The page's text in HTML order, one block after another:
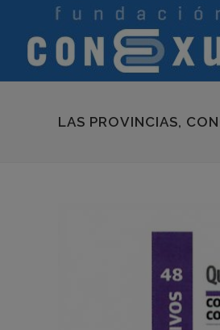
LAS PROVINCIAS,